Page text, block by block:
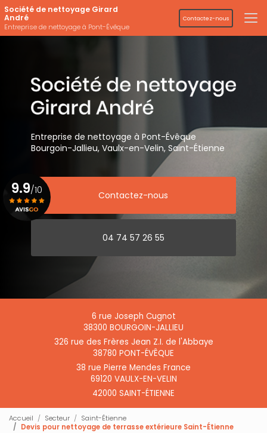
Aller
au
contenu
principal
Société de nettoyage Girard
André
Entreprise de nettoyage à Pont-Évêque
Contactez-nous
Entreprise de nettoyage à Pont-Évêque
Bourgoin-Jallieu, Vaulx-en-Velin, Saint-Étienne
Contactez-nous
04 74 57 26 55
6 rue Joseph Cugnot
38300 BOURGOIN-JALLIEU
326 rue des Frères Jean Z.I. de l'Abbaye
38780 PONT-ÉVÊQUE
38 rue Pierre Mendes France
69120 VAULX-EN-VELIN
42000 SAINT-ÉTIENNE
9.9/10
Accueil Secteur
Saint-Étienne
Devis pour nettoyage de terrasse extérieure Saint-Étienne